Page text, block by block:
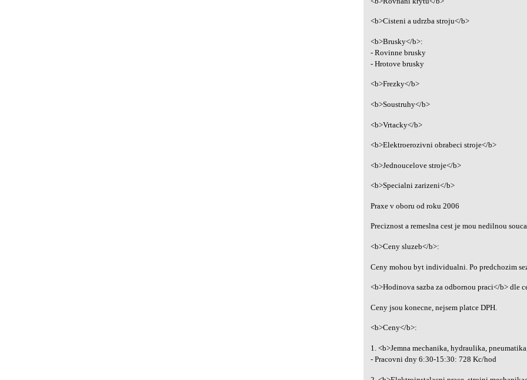
<b>Cisteni a udrzba stroju</b>
<b>Brusky</b>:
- Rovinne brusky
- Hrotove brusky
<b>Frezky</b>
<b>Soustruhy</b>
<b>Vrtacky</b>
<b>Elektroerozivni obrabeci stroje</b>
<b>Jednoucelove stroje</b>
<b>Specialni zarizeni</b>
Praxe v oboru od roku 2006
Preciznost a remeslna cest je mou nedilnou
<b>Ceny sluzeb</b>:
Ceny mohou byt individualni. Po predchozim
<b>Hodinova sazba za odbornou praci</b> dle
Ceny jsou konecne, nejsem platce DPH.
<b>Ceny</b>:
1. <b>Jemna mechanika, hydraulika,
- Pracovni dny 6:30-15:30: 728 Kc/hod